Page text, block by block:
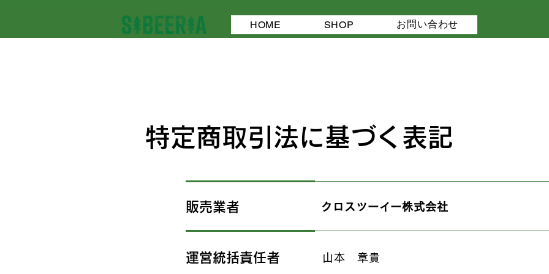
HOME SHOP お問い合わせ
特定商取引法に基づく表記
販売業者
運営統括責任者
クロスツーイー株式会社
山本 章貴